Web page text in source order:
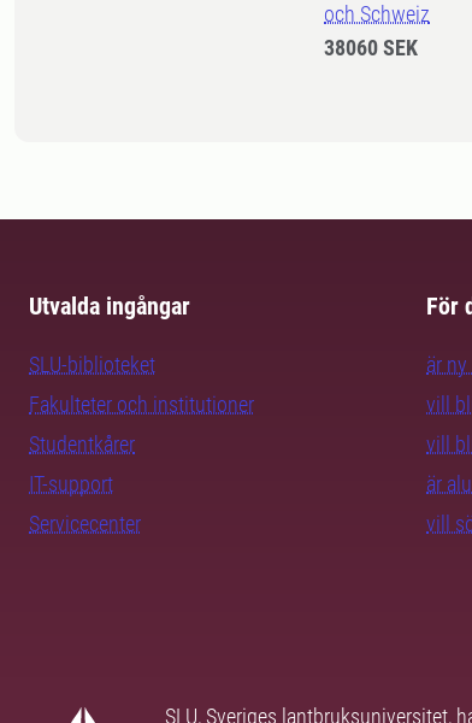
och Schweiz
38060 SEK
Utvalda ingångar
SLU-biblioteket
Fakulteter och institutioner
Studentkårer
IT-support
Servicecenter
För
är
vill
vill
är
vill
SLU, Sveriges lantbruksuniversitet,